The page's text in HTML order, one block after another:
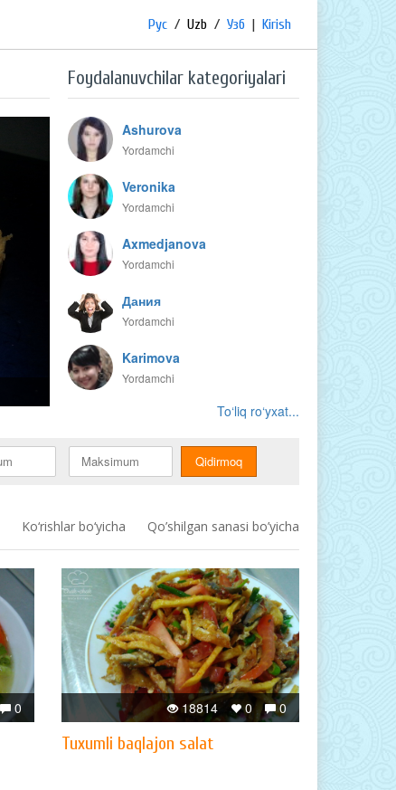
Рус / Uzb / Узб | Kirish
Foydalanuvchilar kategoriyalari
Ashurova
Yordamchi
Veronika
Yordamchi
Axmedjanova
Yordamchi
Дания
Yordamchi
Karimova
Yordamchi
To‘liq ro‘yxat...
Ko‘rishlar bo‘yicha Qo’shilgan sanasi bo’yicha
0 0
0
18814
Tuxumli baqlajon salat